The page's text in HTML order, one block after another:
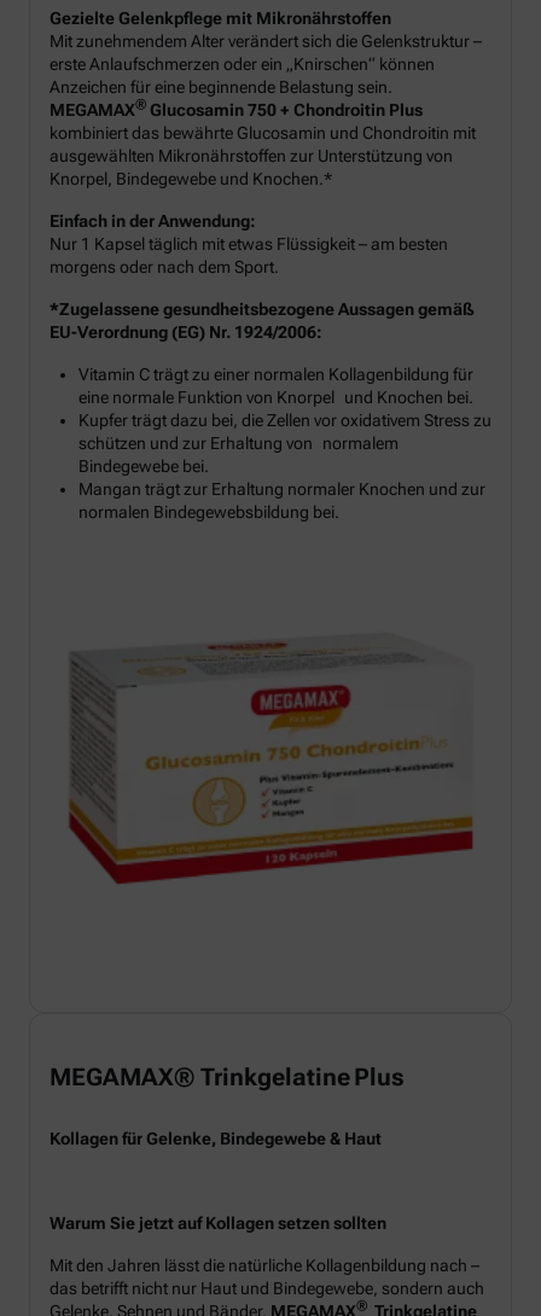
Gezielte Gelenkpflege mit Mikronährstoffen
Mit zunehmendem Alter verändert sich die Gelenkstruktur –
erste Anlaufschmerzen oder ein „Knirschen“ können
Anzeichen für eine beginnende Belastung sein.
MEGAMAX® Glucosamin 750 + Chondroitin Plus
kombiniert das bewährte Glucosamin und Chondroitin mit
ausgewählten Mikronährstoffen zur Unterstützung von
Knorpel, Bindegewebe und Knochen.*
Einfach in der Anwendung:
Nur 1 Kapsel täglich mit etwas Flüssigkeit – am besten
morgens oder nach dem Sport.
*Zugelassene gesundheitsbezogene Aussagen gemäß
EU-Verordnung (EG) Nr. 1924/2006:
Vitamin C trägt zu einer normalen Kollagenbildung für
eine normale Funktion von Knorpel und Knochen bei.
Kupfer trägt dazu bei, die Zellen vor oxidativem Stress zu
schützen und zur Erhaltung von normalem
Bindegewebe bei.
Mangan trägt zur Erhaltung normaler Knochen und zur
normalen Bindegewebsbildung bei.
MEGAMAX® Trinkgelatine Plus
Kollagen für Gelenke, Bindegewebe & Haut
Warum Sie jetzt auf Kollagen setzen sollten
Mit den Jahren lässt die natürliche Kollagenbildung nach –
das betrifft nicht nur Haut und Bindegewebe, sondern auch
Gelenke, Sehnen und Bänder. MEGAMAX® Trinkgelatine